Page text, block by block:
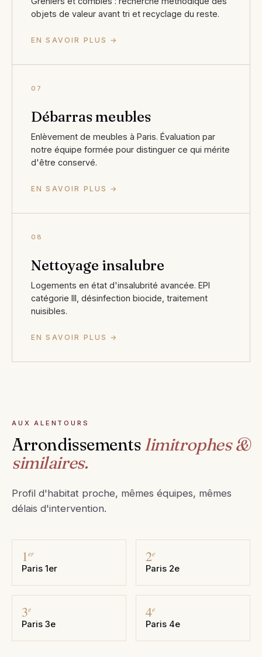
objets de valeur avant tri et recyclage du reste.
EN SAVOIR PLUS →
07
Débarras meubles
Enlèvement de meubles à Paris. Évaluation par
notre équipe formée pour distinguer ce qui mérite
d'être conservé.
EN SAVOIR PLUS →
08
Nettoyage insalubre
Logements en état d'insalubrité avancée. EPI
catégorie III, désinfection biocide, traitement
nuisibles.
EN SAVOIR PLUS →
AUX ALENTOURS
Arrondissements limitrophes &
similaires.
Profil d'habitat proche, mêmes équipes, mêmes
délais d'intervention.
1er
Paris 1er
2e
Paris 2e
3e
Paris 3e
4e
Paris 4e